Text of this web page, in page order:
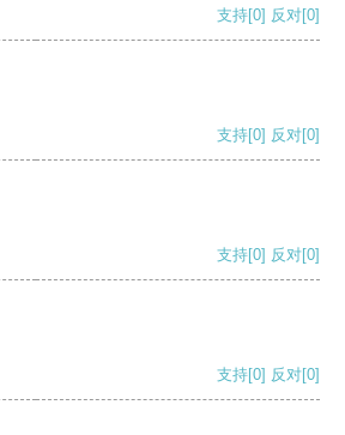
支持[0] 反对[0]
支持[0] 反对[0]
支持[0] 反对[0]
支持[0] 反对[0]